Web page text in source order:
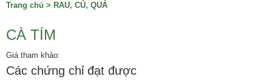
Trang chủ > RAU, CỦ, QUẢ
CÀ TÍM
Giá tham khảo:
Các chứng chỉ đạt được